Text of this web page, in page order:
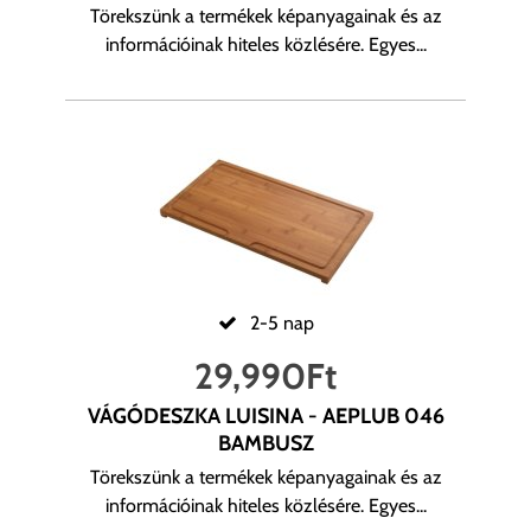
Törekszünk a termékek képanyagainak és az
információinak hiteles közlésére. Egyes...
2-5 nap
29,990Ft
VÁGÓDESZKA LUISINA - AEPLUB 046
BAMBUSZ
Törekszünk a termékek képanyagainak és az
információinak hiteles közlésére. Egyes...